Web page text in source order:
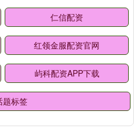
仁信配资
红领金服配资官网
屿科配资APP下载
题标签